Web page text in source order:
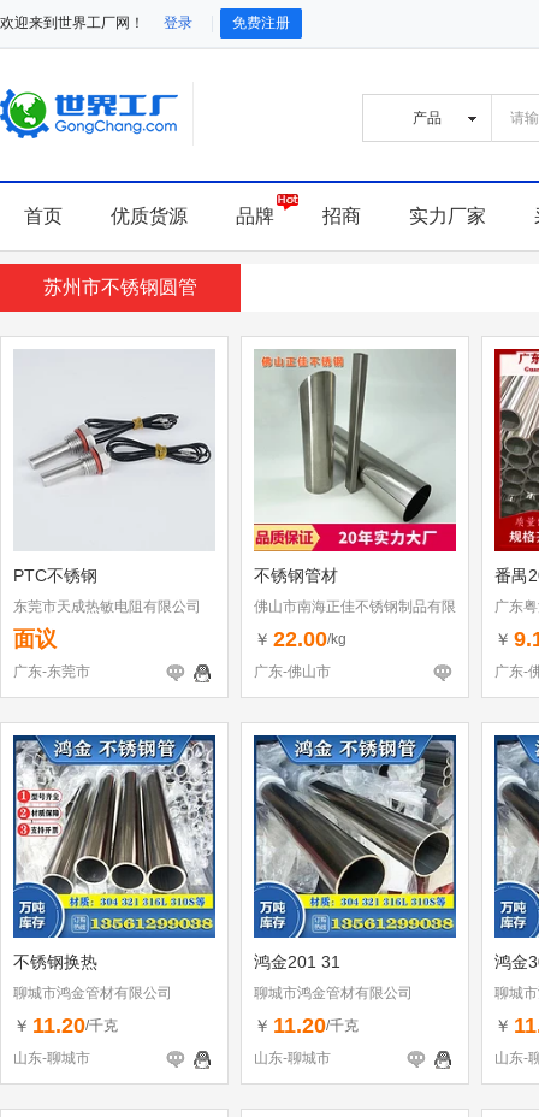
欢迎来到世界工厂网！ 登录 免费注册
首页 优质货源 品牌 招商 实力厂家
苏州市不锈钢圆管
PTC不锈钢
东莞市天成热敏电阻有限公司
面议
广东-东莞市
不锈钢管材
佛山市南海正佳不锈钢制品有限
公司
￥ 22.00/kg
广东-佛山市
番禺
广东
￥
广东-
不锈钢换热
聊城市鸿金管材有限公司
￥ 11.20/千克
山东-聊城市
鸿金201 31
聊城市鸿金管材有限公司
￥ 11.20/千克
山东-聊城市
鸿金
聊城
￥
山东-